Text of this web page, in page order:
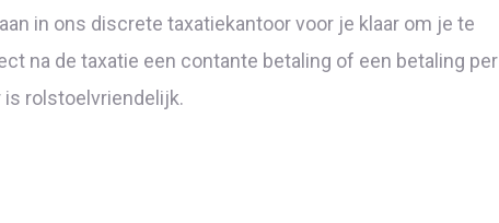
in ons discrete taxatiekantoor voor je klaar om je te
na de taxatie een contante betaling of een betaling per
is rolstoelvriendelijk.